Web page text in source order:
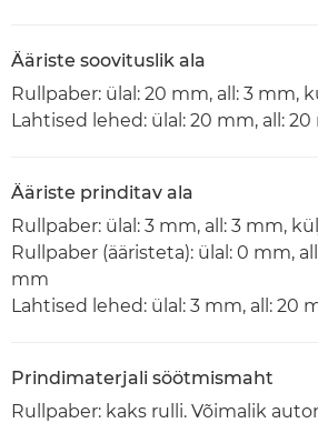
Ääriste soovituslik ala
Rullpaber: ülal: 20 mm, all: 3 mm,
Lahtised lehed: ülal: 20 mm, all:
Ääriste prinditav ala
Rullpaber: ülal: 3 mm, all: 3 mm,
Rullpaber (ääristeta): ülal: 0 mm,
mm
Lahtised lehed: ülal: 3 mm, all: 20
Prindimaterjali söötmismaht
Rullpaber: kaks rulli. Võimalik